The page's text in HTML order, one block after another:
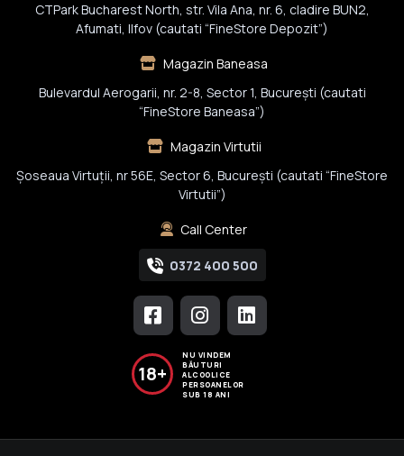
CTPark Bucharest North, str. Vila Ana, nr. 6, cladire BUN2,
Afumati, Ilfov (cautati “FineStore Depozit”)
Magazin Baneasa
Bulevardul Aerogarii, nr. 2-8, Sector 1, Bucureşti (cautati
“FineStore Baneasa”)
Magazin Virtutii
Șoseaua Virtuții, nr 56E, Sector 6, București (cautati “FineStore
Virtutii”)
Call Center
0372 400 500
18+
NU VINDEM
BĂUTURI
ALCOOLICE
PERSOANELOR
SUB 18 ANI